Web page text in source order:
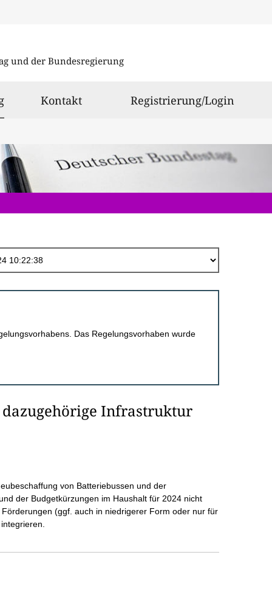
und der Bundesregierung
ausgewählt
Kontakt Registrierung/Login
Das Regelungsvorhaben wurde
dazugehörige Infrastruktur
von Batteriebussen und der
der Budgetkürzungen im Haushalt für 2024 nicht
(ggf. auch in niedrigerer Form oder nur für